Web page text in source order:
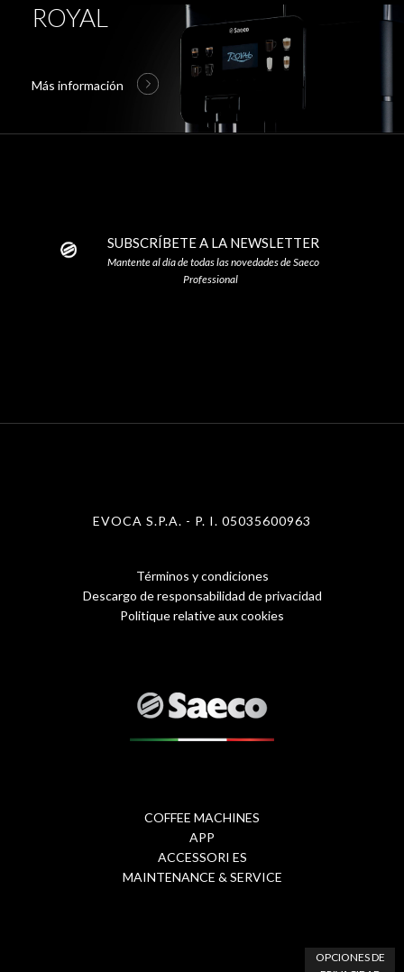
ROYAL
Más información
SUBSCRÍBETE A LA NEWSLETTER
Mantente al día de todas las novedades de Saeco
Professional
EVOCA S.P.A. - P. I. 05035600963
Menu
Términos y condiciones
Descargo de responsabilidad de privacidad
Politique relative aux cookies
COFFEE MACHINES
APP
ACCESSORI ES
MAINTENANCE & SERVICE
OPCIONES DE